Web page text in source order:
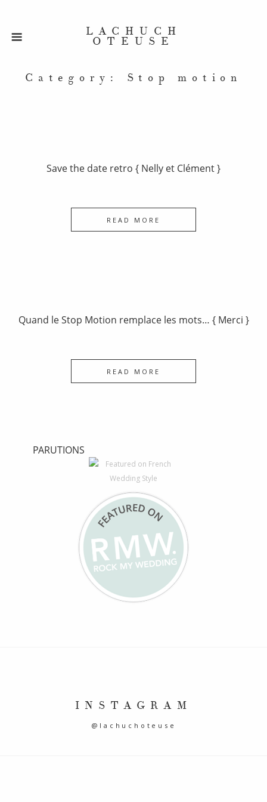
LACHUCH
OTEUSE
Category: Stop motion
Save the date retro { Nelly et Clément }
READ MORE
Quand le Stop Motion remplace les mots… { Merci }
READ MORE
PARUTIONS
INSTAGRAM
@lachuchoteuse